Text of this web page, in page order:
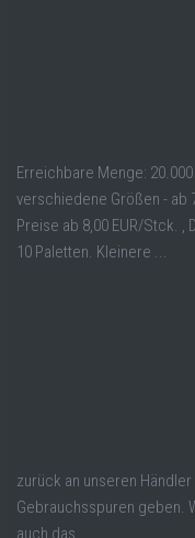
Erreichbare Menge:
verschiedene Größen - ab
Preise ab 8,00 EUR/Stck. ,
10 Paletten. Kleinere ...
zurück an unseren
Gebrauchsspuren geben.
auch das ...